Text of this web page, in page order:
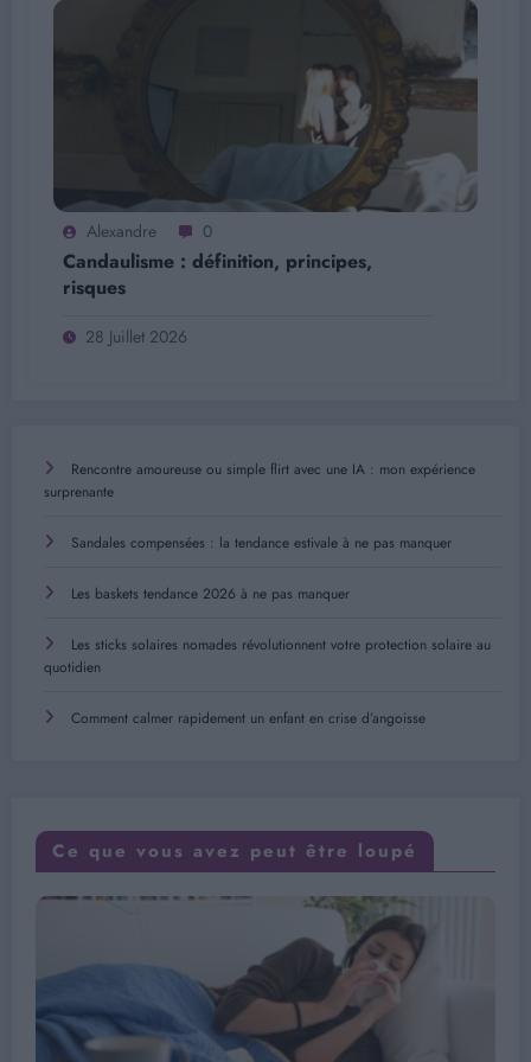
Alexandre 0
Candaulisme : définition, principes,
risques
28 Juillet 2026
Rencontre amoureuse ou simple flirt avec une IA : mon expérience
surprenante
Sandales compensées : la tendance estivale à ne pas manquer
Les baskets tendance 2026 à ne pas manquer
Les sticks solaires nomades révolutionnent votre protection solaire au
quotidien
Comment calmer rapidement un enfant en crise d’angoisse
Ce que vous avez peut être loupé